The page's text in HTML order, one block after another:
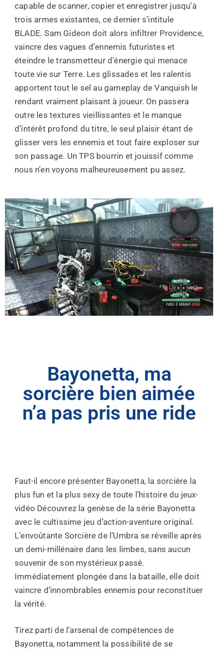
capable de scanner, copier et enregistrer jusqu’à
trois armes existantes, ce dernier s’intitule
BLADE. Sam Gideon doit alors infiltrer Providence,
vaincre des vagues d’ennemis futuristes et
éteindre le transmetteur d’énergie qui menace
toute vie sur Terre. Les glissades et les ralentis
apportent tout le sel au gameplay de Vanquish le
rendant vraiment plaisant à joueur. On passera
outre les textures vieillissantes et le manque
d’intérêt profond du titre, le seul plaisir étant de
glisser vers les ennemis et tout faire exploser sur
son passage. Un TPS bourrin et jouissif comme
nous n’en voyons malheureusement pu assez.
Bayonetta, ma
sorcière bien aimée
n’a pas pris une ride
Faut-il encore présenter Bayonetta, la sorcière la
plus fun et la plus sexy de toute l’histoire du jeux-
vidéo Découvrez la genèse de la série Bayonetta
avec le cultissime jeu d’action-aventure original.
L’envoûtante Sorcière de l’Umbra se réveille après
un demi-millénaire dans les limbes, sans aucun
souvenir de son mystérieux passé.
Immédiatement plongée dans la bataille, elle doit
vaincre d’innombrables ennemis pour reconstituer
la vérité.
Tirez parti de l’arsenal de compétences de
Bayonetta, notamment la possibilité de se